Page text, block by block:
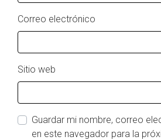
Correo electrónico
Sitio web
Guardar mi nombre, correo
en este navegador para la